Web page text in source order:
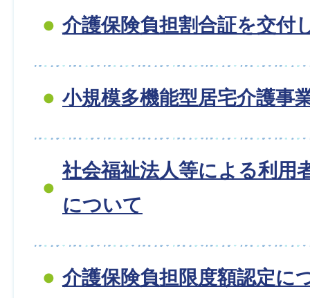
介護保険負担割合証を交付
小規模多機能型居宅介護事
社会福祉法人等による利用
について
介護保険負担限度額認定に